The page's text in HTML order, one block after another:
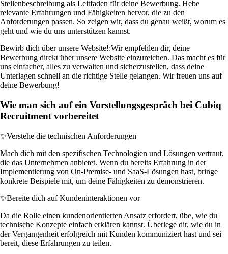
Stellenbeschreibung als Leitfaden für deine Bewerbung. Hebe
relevante Erfahrungen und Fähigkeiten hervor, die zu den
Anforderungen passen. So zeigen wir, dass du genau weißt, worum es
geht und wie du uns unterstützen kannst.
Bewirb dich über unsere Website!:Wir empfehlen dir, deine
Bewerbung direkt über unsere Website einzureichen. Das macht es für
uns einfacher, alles zu verwalten und sicherzustellen, dass deine
Unterlagen schnell an die richtige Stelle gelangen. Wir freuen uns auf
deine Bewerbung!
Wie man sich auf ein Vorstellungsgespräch bei Cubiq
Recruitment vorbereitet
✨Verstehe die technischen Anforderungen
Mach dich mit den spezifischen Technologien und Lösungen vertraut,
die das Unternehmen anbietet. Wenn du bereits Erfahrung in der
Implementierung von On-Premise- und SaaS-Lösungen hast, bringe
konkrete Beispiele mit, um deine Fähigkeiten zu demonstrieren.
✨Bereite dich auf Kundeninteraktionen vor
Da die Rolle einen kundenorientierten Ansatz erfordert, übe, wie du
technische Konzepte einfach erklären kannst. Überlege dir, wie du in
der Vergangenheit erfolgreich mit Kunden kommuniziert hast und sei
bereit, diese Erfahrungen zu teilen.